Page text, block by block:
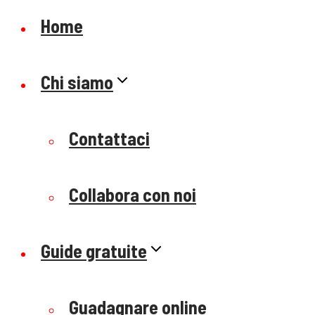
Home
Chi siamo
Contattaci
Collabora con noi
Guide gratuite
Guadagnare online